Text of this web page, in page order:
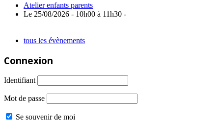
Atelier enfants parents
Le 25/08/2026 - 10h00 à 11h30 -
tous les évènements
Connexion
Identifiant
Mot de passe
Se souvenir de moi